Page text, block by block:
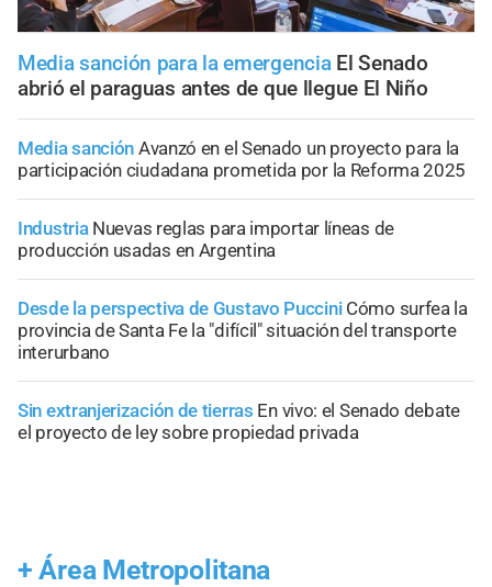
Media sanción para la emergencia El Senado
abrió el paraguas antes de que llegue El Niño
Media sanción Avanzó en el Senado un proyecto para la
participación ciudadana prometida por la Reforma 2025
Industria Nuevas reglas para importar líneas de
producción usadas en Argentina
Desde la perspectiva de Gustavo Puccini Cómo surfea la
provincia de Santa Fe la "difícil" situación del transporte
interurbano
Sin extranjerización de tierras En vivo: el Senado debate
el proyecto de ley sobre propiedad privada
+ Área Metropolitana